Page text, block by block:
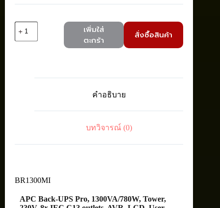
จำนวน
1300VA/780W,
LCD,
ชิ้น
เพิ่มใส่
ตะกร้า
สั่งซื้อสินค้า
คำอธิบาย
บทวิจารณ์ (0)
BR1300MI
APC Back-UPS Pro, 1300VA/780W, Tower,